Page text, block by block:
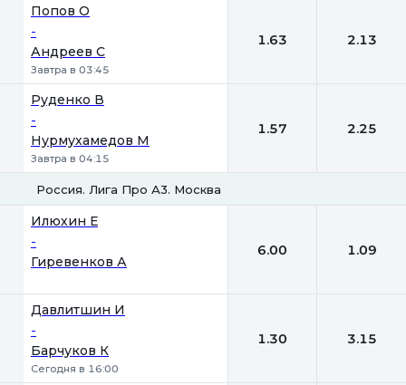
Попов О
-
Андреев С
Завтра в 03:45
1.63 2.13
Руденко В
-
Нурмухамедов М
Завтра в 04:15
1.57 2.25
Россия. Лига Про А3. Москва
Илюхин Е
-
Гиревенков А
6.00 1.09
Давлитшин И
-
Барчуков К
Сегодня в 16:00
1.30 3.15